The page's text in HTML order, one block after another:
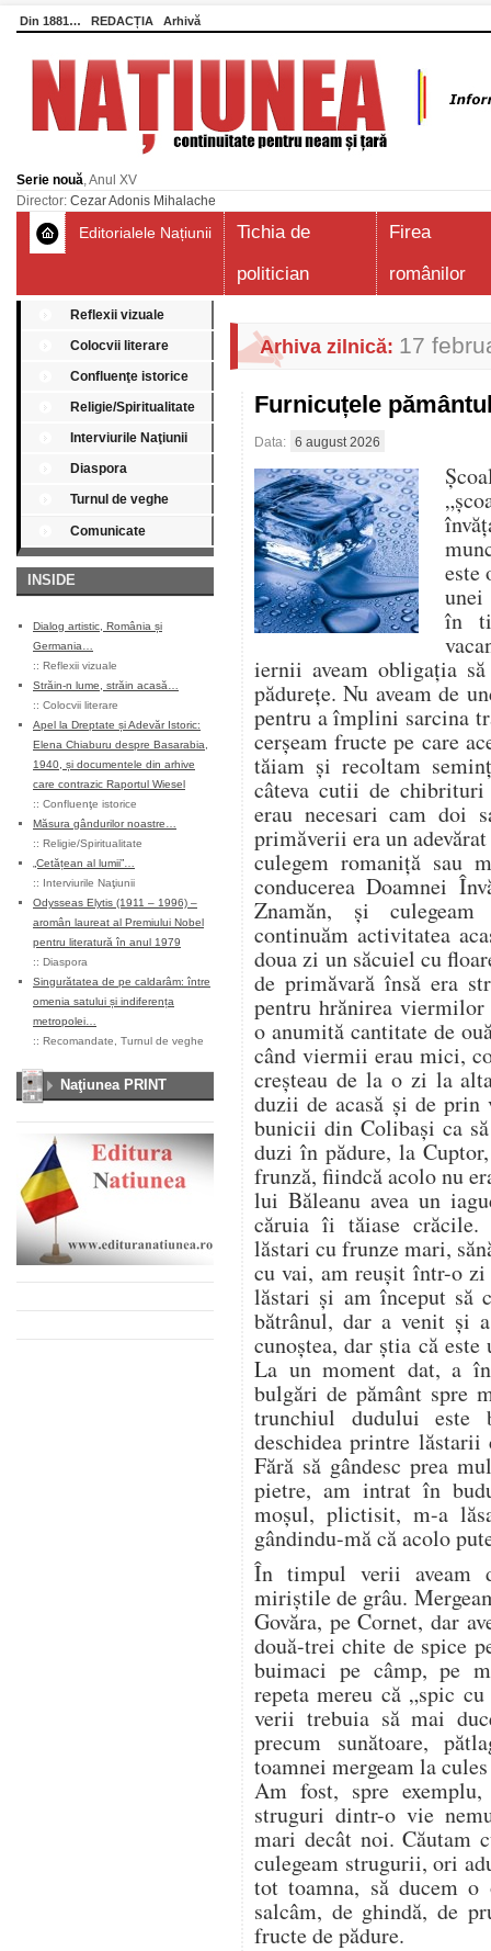
Din 1881… REDACȚIA Arhivă
Serie nouă, Anul XV
Director: Cezar Adonis Mihalache
Editorialele Națiunii
Tichia de
politician
Firea
românilor
Reflexii vizuale
Colocvii literare
Confluenţe istorice
Religie/Spiritualitate
Interviurile Naţiunii
Diaspora
Turnul de veghe
Comunicate
INSIDE
Dialog artistic, România și
Germania…
:: Reflexii vizuale
Străin-n lume, străin acasă…
:: Colocvii literare
Apel la Dreptate și Adevăr Istoric:
Elena Chiaburu despre Basarabia,
1940, și documentele din arhive
care contrazic Raportul Wiesel
:: Confluenţe istorice
Măsura gândurilor noastre…
:: Religie/Spiritualitate
„Cetățean al lumii”…
:: Interviurile Naţiunii
Odysseas Elytis (1911 – 1996) –
aromân laureat al Premiului Nobel
pentru literatură în anul 1979
:: Diaspora
Singurătatea de pe caldarâm: între
omenia satului și indiferența
metropolei…
:: Recomandate Turnul de veghe
Naţiunea PRINT
Arhiva zilnică: 17
Furnicuțele
Data: 6 august 2026
este
unei
în
iernii aveam obligația
pădurețe. Nu aveam de
pentru a împlini sarcina
cerșeam fructe pe care
tăiam și recoltam
câteva cutii de chibrituri
erau necesari cam doi
primăverii era un
culegem romaniță sau
conducerea Doamnei
Znamăn, și
continuăm activitatea
doua zi un săcuiel cu
de primăvară însă era
pentru hrănirea viermilor
o anumită cantitate de
când viermii erau mici,
creșteau de la o zi la
duzii de acasă și de prin
bunicii din Colibași ca
duzi în pădure, la
frunză, fiindcă acolo nu
lui Băleanu avea un
căruia îi tăiase crăcile.
lăstari cu frunze mari,
cu vai, am reușit într-o
lăstari și am început să
bătrânul, dar a venit și
cunoștea, dar știa că
La un moment dat, a
bulgări de pământ spre
trunchiul dudului este
deschidea printre
Fără să gândesc prea
pietre, am intrat în
moșul, plictisit, m-a
gândindu-mă că acolo
În timpul verii aveam
miriștile de grâu.
Govăra, pe Cornet, dar
două-trei chite de spice
buimaci pe câmp, pe
repeta mereu că „spic
verii trebuia să mai
precum sunătoare,
toamnei mergeam la
Am fost, spre
struguri dintr-o vie
mari decât noi. Căutam
culegeam strugurii, ori
tot toamna, să ducem o
salcâm, de ghindă, de
fructe de pădure.